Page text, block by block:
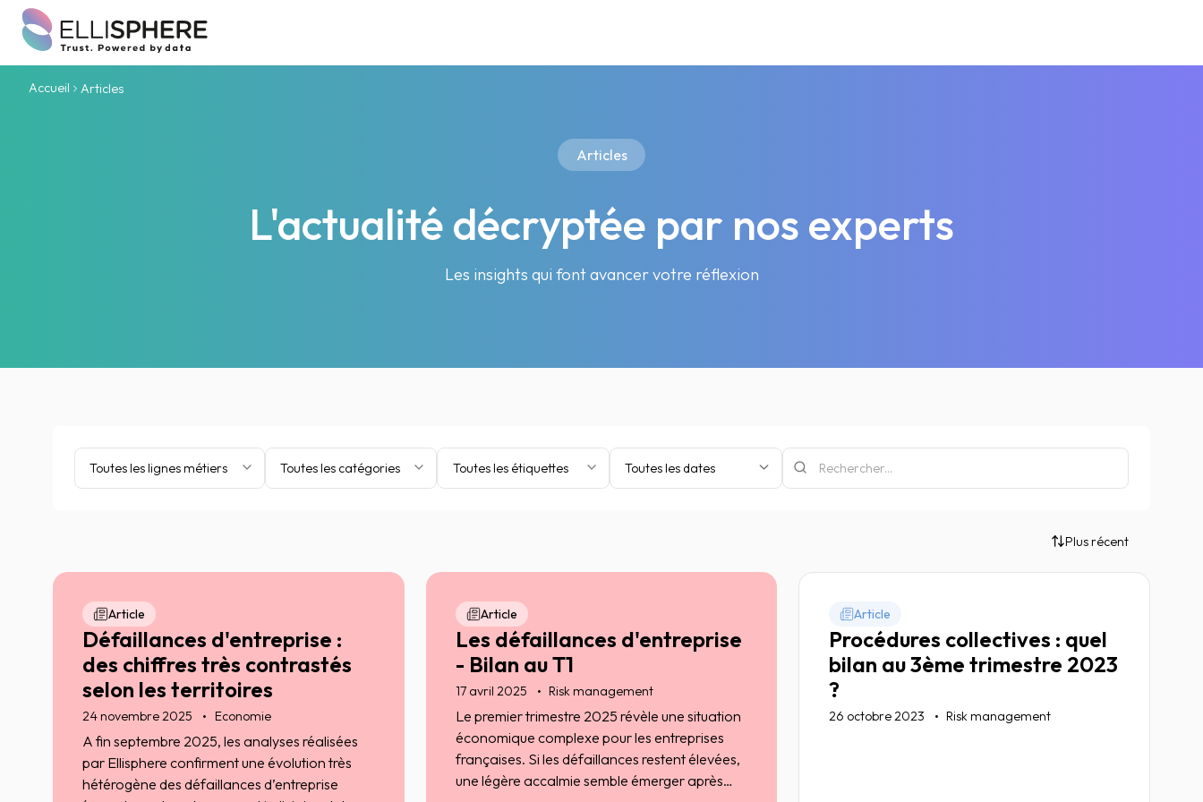
Accueil Articles
Articles
L'actualité décryptée par nos experts
Les insights qui font avancer votre réflexion
Toutes les lignes métiers Toutes les catégories Toutes les étiquettes Toutes les dates
Plus récent
Article
Défaillances d'entreprise :
des chiffres très contrastés
selon les territoires
24 novembre 2025 Economie
A fin septembre 2025, les analyses réalisées
par Ellisphere confirment une évolution très
hétérogène des défaillances d’entreprise
Article
Les défaillances d'entreprise
- Bilan au T1
17 avril 2025 Risk management
Le premier trimestre 2025 révèle une situation
économique complexe pour les entreprises
françaises. Si les défaillances restent élevées,
une légère accalmie semble émerger après
Article
Procédures collectives : quel
bilan au 3ème trimestre 2023
?
26 octobre 2023 Risk management